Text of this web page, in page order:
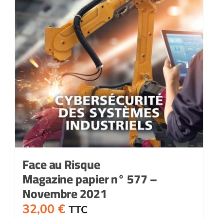
Face au Risque
Magazine papier n° 577 –
Novembre 2021
32,00 € TTC